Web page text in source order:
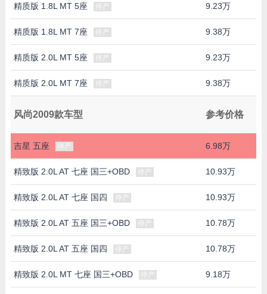
精质版 1.8L MT 5座 停产 9.23万
精质版 1.8L MT 7座 停产 9.38万
精质版 2.0L MT 5座 停产 9.23万
精质版 2.0L MT 7座 停产 9.38万
风尚2009款车型 参考价格
吉星 五座 停产 6.98万
精致版 2.0L AT 七座 国三+OBD 停产 10.93万
精致版 2.0L AT 七座 国四 停产 10.93万
精致版 2.0L AT 五座 国三+OBD 停产 10.78万
精致版 2.0L AT 五座 国四 停产 10.78万
精致版 2.0L MT 七座 国三+OBD 停产 9.18万